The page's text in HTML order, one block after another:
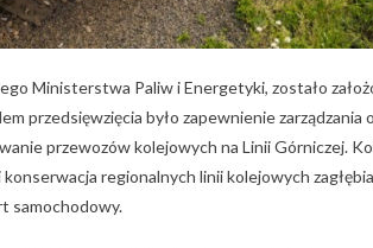
Ministerstwa Paliw i Energetyki, zostało
przedsięwzięcia było zapewnienie zarządzania
przewozów kolejowych na Linii Górniczej.
regionalnych linii kolejowych
samochodowy.